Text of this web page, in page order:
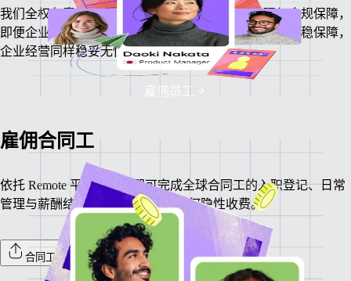
我们全权负责当地薪资发放、税务申报、福利管理与合规保障，
即便企业尚未在当地设立经营主体，也能让员工享有安稳保障，
企业经营同样稳妥无忧。
雇佣员工
雇佣合同工
依托 Remote 平台，一键即可完成全球合同工的入职登记、日常
管理与薪酬结算。全程免费，无任何隐性收费。
合同工入职